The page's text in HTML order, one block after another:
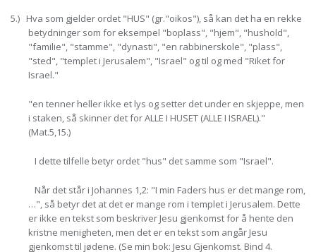
5.) Hva som gjelder ordet "HUS" (gr."oikos"), så kan det ha en rekke
betydninger som for eksempel "boplass", "hjem", "hushold",
"familie", "stamme", "dynasti", "en rabbinerskole", "plass",
"sted", "templet i Jerusalem", "Israel" og til og med "Riket for
Israel."
"en tenner heller ikke et lys og setter det under en skjeppe, men
i staken, så skinner det for ALLE I HUSET (ALLE I ISRAEL)."
(Mat.5,15.)
I dette tilfelle betyr ordet "hus" det samme som "Israel".
Når det står i Johannes 1,2: "I min Faders hus er det mange rom,
…", så betyr det at det er mange rom i templet i Jerusalem. Dette
er ikke en tekst som beskriver Jesu gjenkomst for å hente den
kristne menigheten, men det er en tekst som angår Jesu
gjenkomst til jødene. (Se min bok: Jesu Gjenkomst. Bind 4.